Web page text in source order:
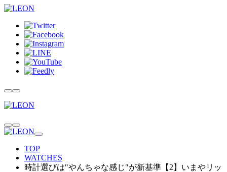
TOP
WATCHES
時計選びは"やんちゃな感じ"が新基準【2】いまやリッ